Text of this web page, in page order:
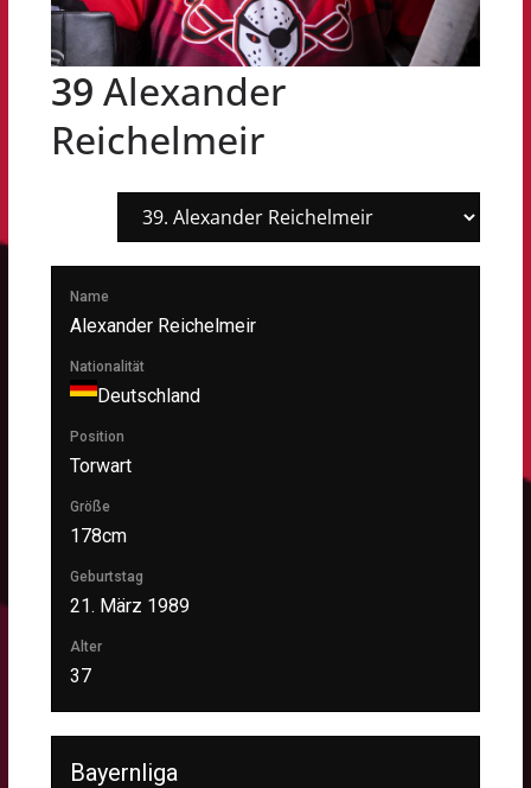
39 Alexander
Reichelmeir
Name
Alexander Reichelmeir
Nationalität
Deutschland
Position
Torwart
Größe
178cm
Geburtstag
21. März 1989
Alter
37
Bayernliga